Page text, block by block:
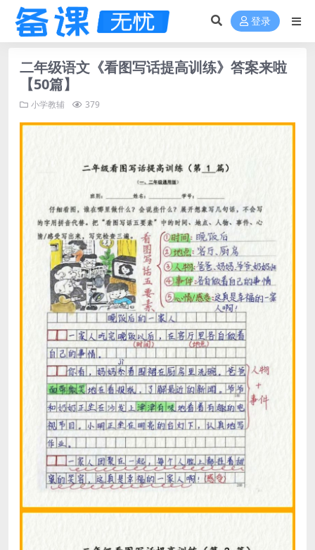
登录
二年级语文《看图写话提高训练》答案来啦
【50篇】
小学教辅 379